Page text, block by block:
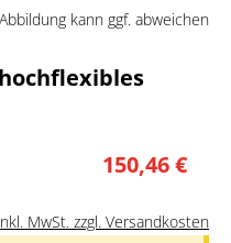
Abbildung kann ggf. abweichen
hochflexibles
150,46 €
MwSt. zzgl. Versandkosten